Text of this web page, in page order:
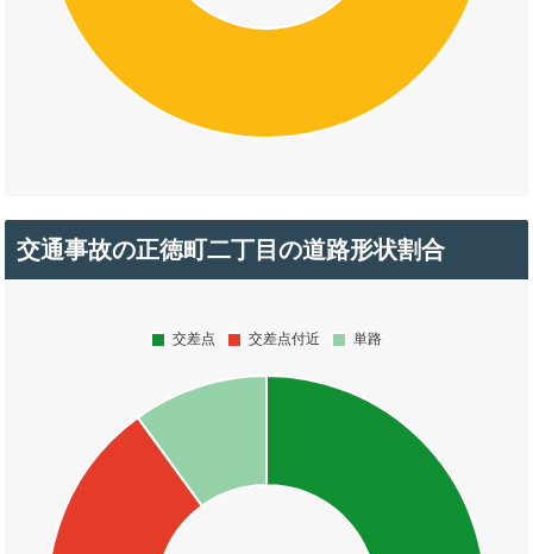
交通事故の正徳町二丁目の道路形状割合